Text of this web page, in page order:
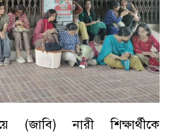
(জাবি) নারী শিক্ষার্থীকে